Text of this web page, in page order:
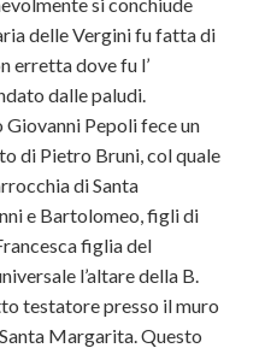
delle Vergini fu fatta di
erretta dove fu l’
dalle paludi.
Pepoli fece un
di Pietro Bruni, col quale
di Santa
e Bartolomeo, figli di
figlia del
l’altare della B.
testatore presso il muro
Margarita. Questo